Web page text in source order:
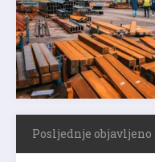
Posljednje objavljeno